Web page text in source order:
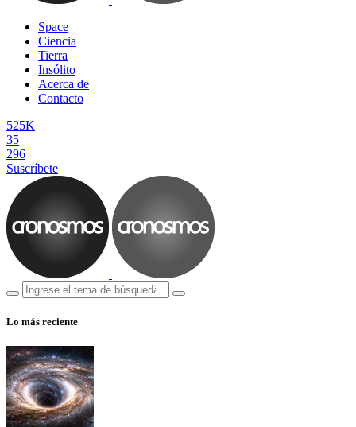
Space
Ciencia
Tierra
Insólito
Acerca de
Contacto
525K
35
296
Suscríbete
Lo más reciente